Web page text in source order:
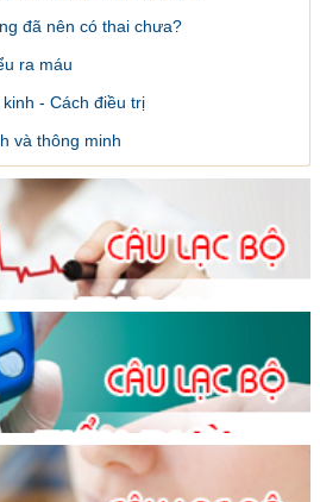
đã nên có thai chưa?
ra máu
- Cách điều trị
và thông minh